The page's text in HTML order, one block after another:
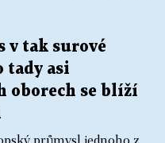
v tak surové
tady asi
oborech se blíží
průmysl jednoho z